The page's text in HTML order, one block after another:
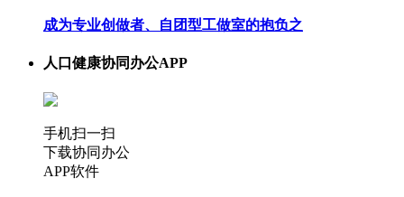
成为专业创做者、自团型工做室的抱负之
人口健康协同办公APP
手机扫一扫
下载协同办公
APP软件